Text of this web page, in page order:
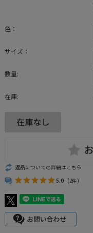
色：
サイズ：
数量:
在庫:
返品についての詳細はこちら
5.0 (2件)